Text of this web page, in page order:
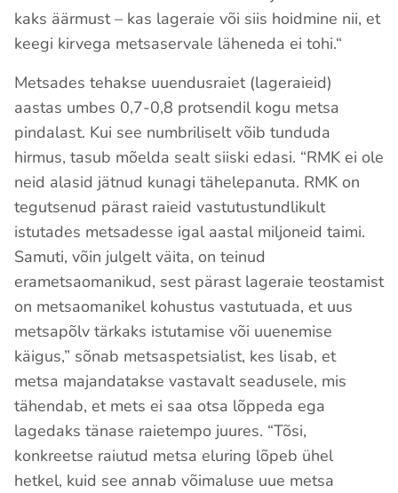
kaks äärmust – kas lageraie või siis hoidmine nii, et
keegi kirvega metsaservale läheneda ei tohi.“
Metsades tehakse uuendusraiet (lageraieid)
aastas umbes 0,7-0,8 protsendil kogu metsa
pindalast. Kui see numbriliselt võib tunduda
hirmus, tasub mõelda sealt siiski edasi. “RMK ei ole
neid alasid jätnud kunagi tähelepanuta. RMK on
tegutsenud pärast raieid vastutustundlikult
istutades metsadesse igal aastal miljoneid taimi.
Samuti, võin julgelt väita, on teinud
erametsaomanikud, sest pärast lageraie teostamist
on metsaomanikel kohustus vastutuada, et uus
metsapõlv tärkaks istutamise või uuenemise
käigus,” sõnab metsaspetsialist, kes lisab, et
metsa majandatakse vastavalt seadusele, mis
tähendab, et mets ei saa otsa lõppeda ega
lagedaks tänase raietempo juures. “Tõsi,
konkreetse raiutud metsa eluring lõpeb ühel
hetkel, kuid see annab võimaluse uue metsa